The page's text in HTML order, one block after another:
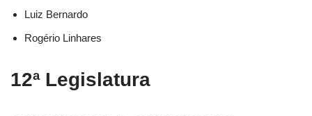
Luiz Bernardo
Rogério Linhares
12ª Legislatura